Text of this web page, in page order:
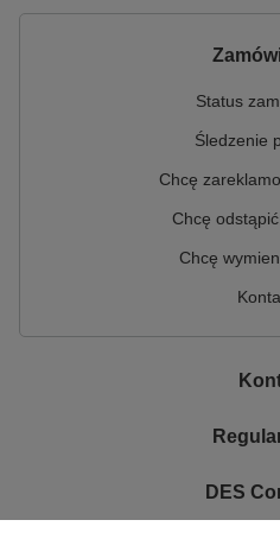
Status
Śledzenie
Chcę
Chcę
Chcę
DES